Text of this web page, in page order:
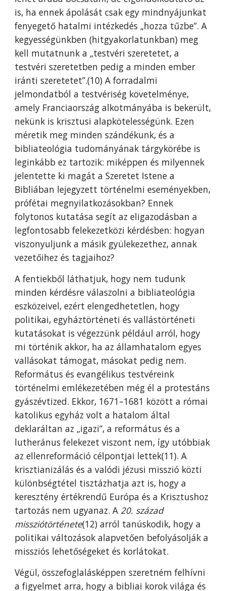
is, ha ennek ápolását csak egy mindnyájunkat
fenyegető hatalmi intézkedés „hozza tűzbe”. A
kegyességünkben (hitgyakorlatunkban) meg
kell mutatnunk a „testvéri szeretetet, a
testvéri szeretetben pedig a minden ember
iránti szeretetet”.(10) A forradalmi
jelmondatból a testvériség követelménye,
amely Franciaország alkotmányába is bekerült,
nekünk is krisztusi alapkötelességünk. Ezen
méretik meg minden szándékunk, és a
bibliateológia tudományának tárgykörébe is
leginkább ez tartozik: miképpen és milyennek
jelentette ki magát a Szeretet Istene a
Bibliában lejegyzett történelmi eseményekben,
prófétai megnyilatkozásokban? Ennek
folytonos kutatása segít az eligazodásban a
legfontosabb felekezetközi kérdésben: hogyan
viszonyuljunk a másik gyülekezethez, annak
vezetőihez és tagjaihoz?
A fentiekből láthatjuk, hogy nem tudunk
minden kérdésre válaszolni a bibliateológia
eszközeivel, ezért elengedhetetlen, hogy
politikai, egyháztörténeti és vallástörténeti
kutatásokat is végezzünk például arról, hogy
mi történik akkor, ha az államhatalom egyes
vallásokat támogat, másokat pedig nem.
Református és evangélikus testvéreink
történelmi emlékezetében még él a protestáns
gyászévtized. Ekkor, 1671–1681 között a római
katolikus egyház volt a hatalom által
deklaráltan az „igazi”, a református és a
lutheránus felekezet viszont nem, így utóbbiak
az ellenreformáció célpontjai lettek(11). A
krisztianizálás és a valódi jézusi misszió közti
különbségtétel tisztázhatja azt is, hogy a
keresztény értékrendű Európa és a Krisztushoz
tartozás nem ugyanaz. A 20. század
missziótörténete(12) arról tanúskodik, hogy a
politikai változások alapvetően befolyásolják a
missziós lehetőségeket és korlátokat.
Végül, összefoglalásképpen szeretném felhívni
a figyelmet arra, hogy a bibliai korok világa és